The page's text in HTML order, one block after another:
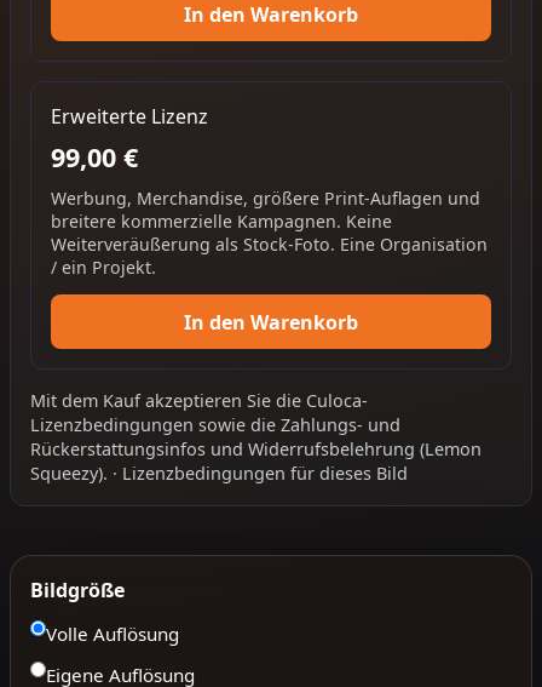
In den Warenkorb
Erweiterte Lizenz
99,00 €
Werbung, Merchandise, größere Print-Auflagen und
breitere kommerzielle Kampagnen. Keine
Weiterveräußerung als Stock-Foto. Eine Organisation
/ ein Projekt.
In den Warenkorb
Mit dem Kauf akzeptieren Sie die Culoca-
Lizenzbedingungen sowie die Zahlungs- und
Rückerstattungsinfos und Widerrufsbelehrung (Lemon
Squeezy). · Lizenzbedingungen für dieses Bild
Bildgröße
Volle Auflösung
Eigene Auflösung